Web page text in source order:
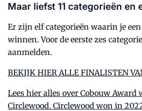
Maar liefst 11 categorieën en
Er zijn elf categorieën waarin je
winnen. Voor de eerste zes
aanmelden.
BEKIJK HIER ALLE FINALISTEN
Lees hier alles over Cobouw Award
Circlewood. Circlewood won in